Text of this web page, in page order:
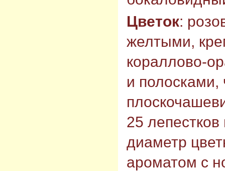
Цветок:
желтыми,
кораллово-
и
25
диаметр
ароматом с